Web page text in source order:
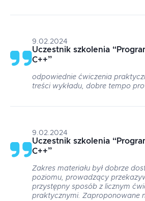
9.02.2024
Uczestnik szkolenia “
C++”
odpowiednie ćwiczenia
treści wykładu, dobre tempo
9.02.2024
Uczestnik szkolenia “
C++”
Zakres materiału był dobrze
poziomu, prowadzący
przystępny sposób z licznym
praktycznymi. Zaproponowane